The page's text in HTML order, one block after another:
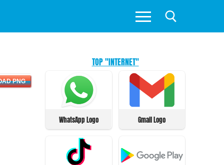
PNG
TOP "INTERNET"
WhatsApp Logo Gmail Logo